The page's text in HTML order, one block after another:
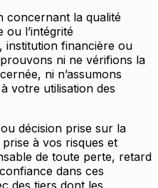
concernant la qualité
ou l’intégrité
institution financière ou
ni ne vérifions la
ni n’assumons
votre utilisation des
décision prise sur la
à vos risques et
de toute perte, retard
dans ces